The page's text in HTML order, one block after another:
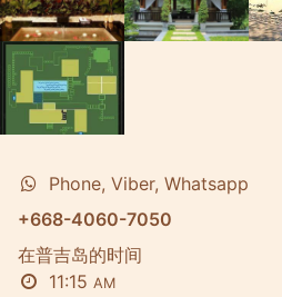
Phone, Viber, Whatsapp
+668-4060-7050
在普吉岛的时间
11:15 AM